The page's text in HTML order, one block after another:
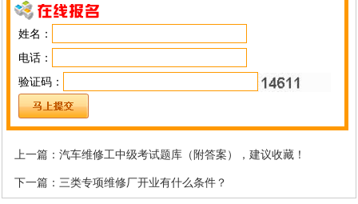
姓名：
电话：
验证码：
上一篇： 汽车维修工中级考试题库（附答案），建议收藏！
下一篇： 三类专项维修厂开业有什么条件？